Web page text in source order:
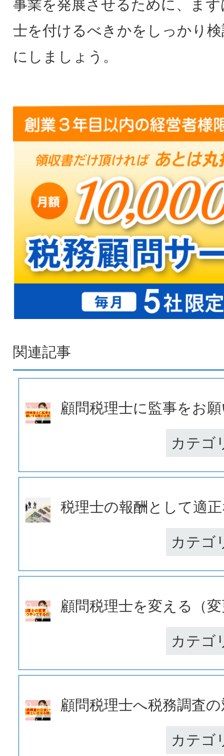
事業を発展させるために、ま
士を付けるべきかをしっかり
にしましょう。
関連記事
顧問税理士に監事をお
カテゴ
税理士の報酬として適
カテゴ
顧問税理士を変える（
カテゴ
顧問税理士へ税務調査
カテゴ